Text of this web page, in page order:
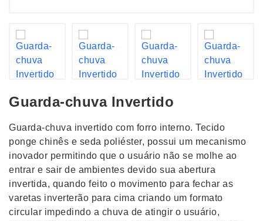
Guarda-chuva Invertido
Guarda-chuva invertido com forro interno. Tecido
ponge chinês e seda poliéster, possui um mecanismo
inovador permitindo que o usuário não se molhe ao
entrar e sair de ambientes devido sua abertura
invertida, quando feito o movimento para fechar as
varetas inverterão para cima criando um formato
circular impedindo a chuva de atingir o usuário,